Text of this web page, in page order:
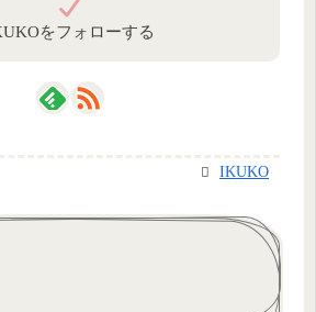
をフォローする
IKUKO